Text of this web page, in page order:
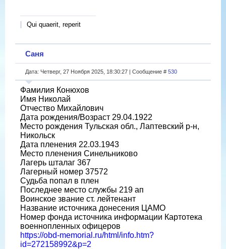
Qui quaerit, reperit
Саня
Дата: Четверг, 27 Ноября 2025, 18:30:27 | Сообщение # 530
Фамилия Конюхов
Имя Николай
Отчество Михайлович
Дата рождения/Возраст 29.04.1922
Место рождения Тульская обл., Лаптевский р-н,
Никольск
Дата пленения 22.03.1943
Место пленения Синельниково
Лагерь шталаг 367
Лагерный номер 37572
Судьба попал в плен
Последнее место службы 219 ап
Воинское звание ст. лейтенант
Название источника донесения ЦАМО
Номер фонда источника информации Картотека
военнопленных офицеров
https://obd-memorial.ru/html/info.htm?
id=272158992&p=2